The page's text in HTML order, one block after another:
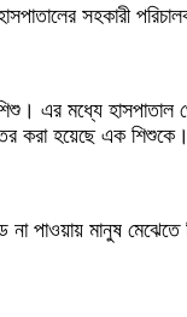
সহকারী
এর মধ্যে
করা হয়েছে এক শিশুকে।
পাওয়ায় মানুষ